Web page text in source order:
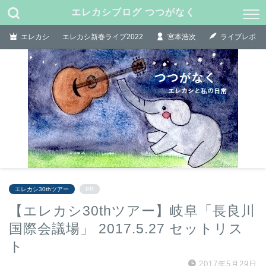
エレカシブログ つつがなく
エレカシ エレカシ新春ライブ2022 宮本浩次 ライブレポ
エレカシ30thツアー PR
【エレカシ30thツアー】岐阜「長良川
国際会議場」 2017.5.27 セットリス
ト
2017年5月29日